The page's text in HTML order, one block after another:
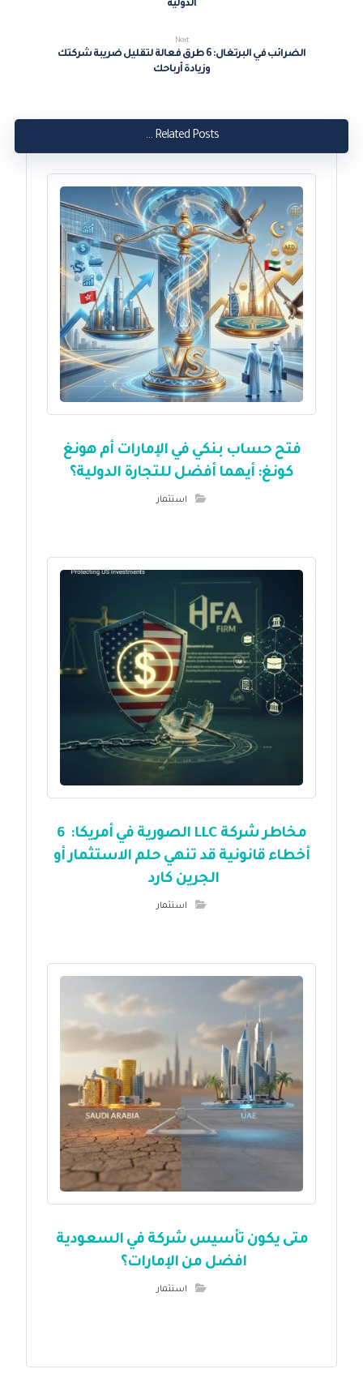
الدولية
Next
الضرائب في البرتغال: 6 طرق فعالة لتقليل ضريبة شركتك
وزيادة أرباحك
Related Posts ...
فتح حساب بنكي في الإمارات أم هونغ
كونغ: أيهما أفضل للتجارة الدولية؟
استثمار
مخاطر شركة LLC الصورية في أمريكا: 6
أخطاء قانونية قد تنهي حلم الاستثمار أو
الجرين كارد
استثمار
متى يكون تأسيس شركة في السعودية
افضل من الإمارات؟
استثمار